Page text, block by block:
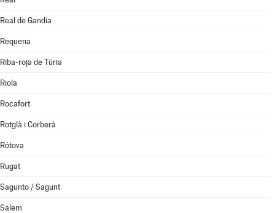
Real de Gandía
Requena
Riba-roja de Túria
Riola
Rocafort
Rotglà i Corberà
Rótova
Rugat
Sagunto / Sagunt
Salem